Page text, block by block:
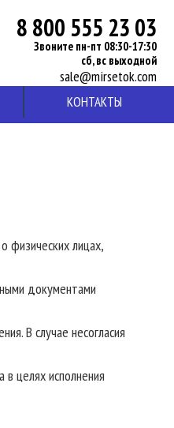
8 800 555 23 03
Звоните пн-пт 08:30-17:30
сб, вс выходной
sale@mirsetok.com
КОНТАКТЫ
физических лицах,
документами
В случае несогласия
целях исполнения